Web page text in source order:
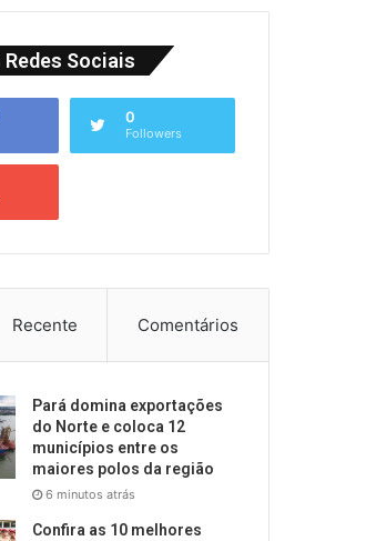
Sociais
0
Followers
Recente Comentários
Pará domina exportações
do Norte e coloca 12
municípios entre os
maiores polos da região
6 minutos atrás
Confira as 10 melhores